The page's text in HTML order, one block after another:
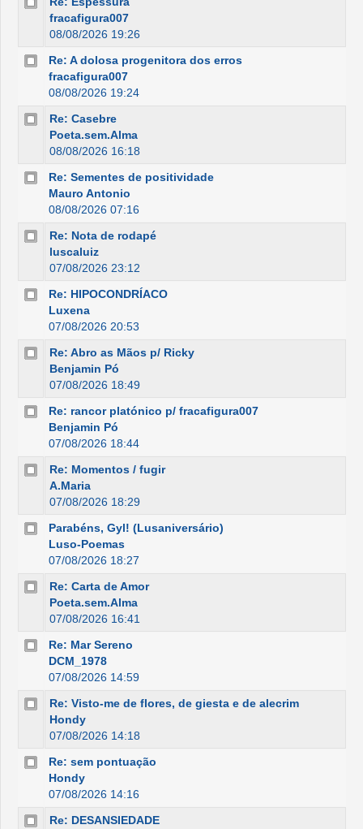
fracafigura007
08/08/2026 19:26
Re: A dolosa progenitora dos erros
fracafigura007
08/08/2026 19:24
Re: Casebre
Poeta.sem.Alma
08/08/2026 16:18
Re: Sementes de positividade
Mauro Antonio
08/08/2026 07:16
Re: Nota de rodapé
luscaluiz
07/08/2026 23:12
Re: HIPOCONDRÍACO
Luxena
07/08/2026 20:53
Re: Abro as Mãos p/ Ricky
Benjamin Pó
07/08/2026 18:49
Re: rancor platónico p/ fracafigura007
Benjamin Pó
07/08/2026 18:44
Re: Momentos / fugir
A.Maria
07/08/2026 18:29
Parabéns, Gyl! (Lusaniversário)
Luso-Poemas
07/08/2026 18:27
Re: Carta de Amor
Poeta.sem.Alma
07/08/2026 16:41
Re: Mar Sereno
DCM_1978
07/08/2026 14:59
Re: Visto-me de flores, de giesta e de alecrim
Hondy
07/08/2026 14:18
Re: sem pontuação
Hondy
07/08/2026 14:16
Re: DESANSIEDADE